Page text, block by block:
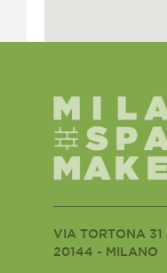
VIA TORTONA 31
20144 - MILANO